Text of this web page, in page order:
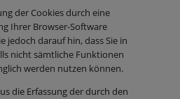
der Cookies durch eine
Ihrer Browser-Software
jedoch darauf hin, dass Sie in
nicht sämtliche Funktionen
werden nutzen können.
die Erfassung der durch den